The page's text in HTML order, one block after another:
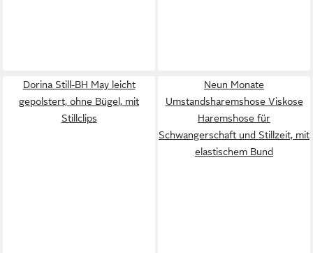
Dorina Still-BH May leicht
gepolstert, ohne Bügel, mit
Stillclips
Neun Monate
Umstandsharemshose Viskose
Haremshose für
Schwangerschaft und Stillzeit, mit
elastischem Bund